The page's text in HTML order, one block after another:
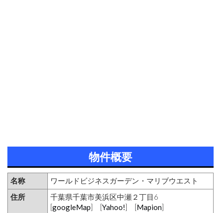
物件概要
名称
ワールドビジネスガーデン・マリブウエスト
住所
千葉県千葉市美浜区中瀬２丁目6
[googleMap] [Yahoo!] [Mapion]